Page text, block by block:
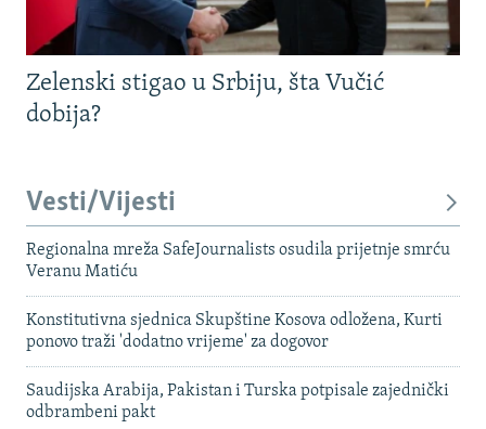
Zelenski stigao u Srbiju, šta Vučić
dobija?
Vesti/Vijesti
Regionalna mreža SafeJournalists osudila prijetnje smrću
Veranu Matiću
Konstitutivna sjednica Skupštine Kosova odložena, Kurti
ponovo traži 'dodatno vrijeme' za dogovor
Saudijska Arabija, Pakistan i Turska potpisale zajednički
odbrambeni pakt